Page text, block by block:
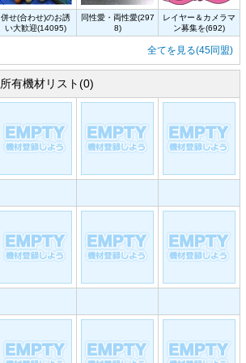
併せ(合わせ)のお誘
い大歓迎(14095)
同性愛・両性愛(297
8)
レイヤー＆カメラマ
ン募集を(692)
全てを見る(45同盟)
所有機材リスト(0)